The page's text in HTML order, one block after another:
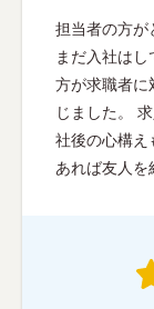
担当者の方が
まだ入社は
方が求職者に
じました。
社後の心構え
あれば友人を